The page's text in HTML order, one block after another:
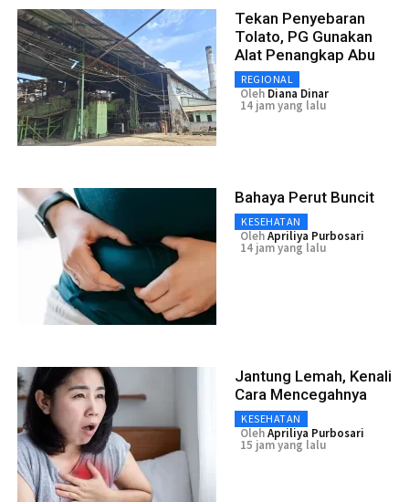
Tekan Penyebaran
Tolato, PG Gunakan
Alat Penangkap Abu
REGIONAL
Oleh Diana Dinar
14 jam yang lalu
Bahaya Perut Buncit
KESEHATAN
OlehApriliya Purbosari
14 jam yang lalu
Jantung Lemah, Kenali
Cara Mencegahnya
KESEHATAN
OlehApriliya Purbosari
15 jam yang lalu